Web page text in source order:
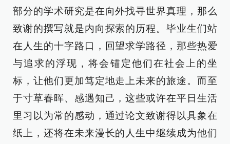
部分的学术研究是在向外找寻世界真理，那么
致谢的撰写就是内向探索的历程。毕业生们站
在人生的十字路口，回望求学路径，那些热爱
与追求的浮现，将会锚定他们在社会上的坐
标，让他们更加笃定地走上未来的旅途。而至
于寸草春晖、感遇知己，这些或许在平日生活
里习以为常的感动，通过论文致谢得以具象在
纸上，还将在未来漫长的人生中继续成为他们